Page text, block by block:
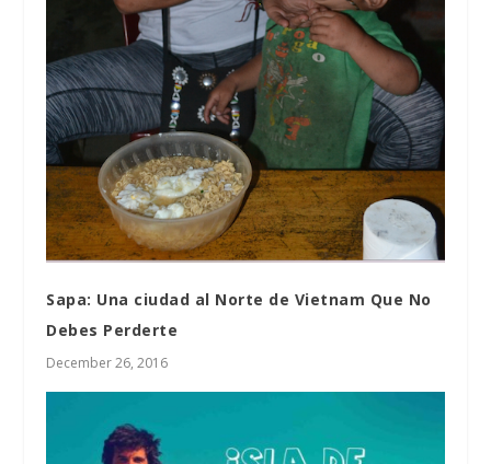
Sapa: Una ciudad al Norte de Vietnam Que No
Debes Perderte
December 26, 2016